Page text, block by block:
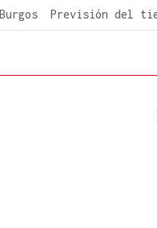
Previsión del